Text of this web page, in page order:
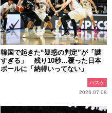
韓国で起きた“疑惑の判定”が「謎
すぎる」 残り10秒…覆った日本
ボールに「納得いってない」
バスケ
2026.07.08